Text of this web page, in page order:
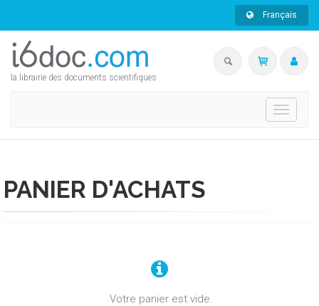
Français
la librairie des documents scientifiques
Toggle
PANIER D'ACHATS
Votre panier est vide.